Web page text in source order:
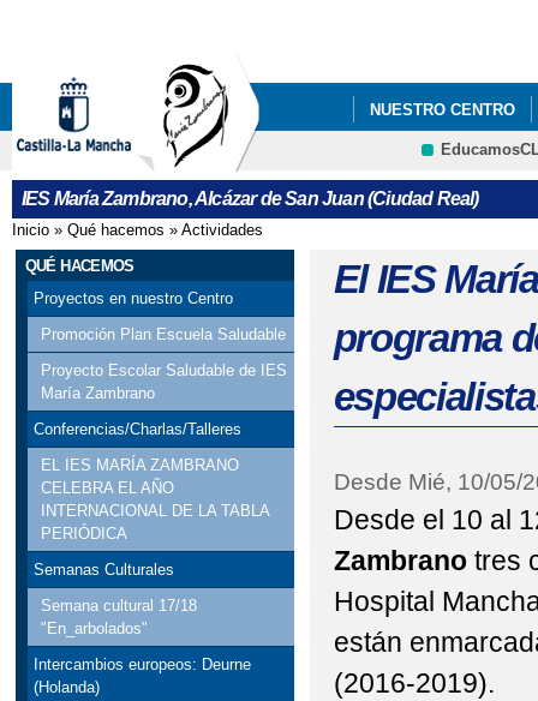
NUESTRO CENTRO
PLAN DE ÉXITO
CRFP
IES María Zambrano, Alcázar de San Juan (Ciudad Real)
Se encuentra usted aquí
Inicio » Qué hacemos » Actividades
QUÉ HACEMOS
Proyectos en nuestro Centro
Promoción Plan Escuela Saludable
Proyecto Escolar Saludable de IES
María Zambrano
Conferencias/Charlas/Talleres
EL IES MARÍA ZAMBRANO
CELEBRA EL AÑO
INTERNACIONAL DE LA TABLA
PERIÓDICA
Semanas Culturales
Semana cultural 17/18
"En_arbolados"
Intercambios europeos: Deurne
(Holanda)
El IES
programa
Desde Mié, 10/05/
Desde el 10 al
Zambranotres
Hospital
están
(2016-2019).